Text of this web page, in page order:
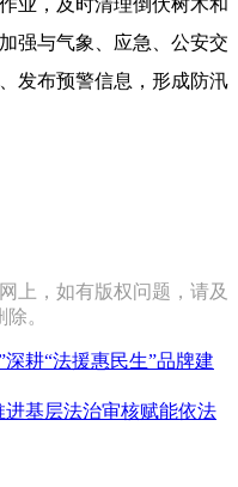
业，及时清理倒伏树木和
强与气象、应急、公安交
发布预警信息，形成防汛
上，如有版权问题，请及
。
深耕“法援惠民生”品牌建
进基层法治审核赋能依法